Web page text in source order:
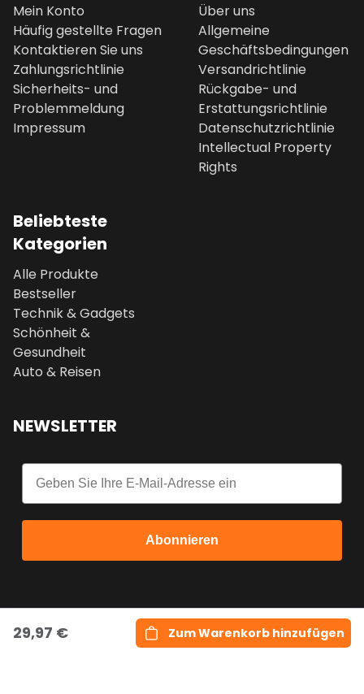
Mein Konto
Häufig gestellte Fragen
Kontaktieren Sie uns
Zahlungsrichtlinie
Sicherheits- und
Problemmeldung
Impressum
Über uns
Allgemeine
Geschäftsbedingungen
Versandrichtlinie
Rückgabe- und
Erstattungsrichtlinie
Datenschutzrichtlinie
Intellectual Property
Rights
Beliebteste
Kategorien
Alle Produkte
Bestseller
Technik & Gadgets
Schönheit &
Gesundheit
Auto & Reisen
NEWSLETTER
Email
Abonnieren
29,97 € Zum Warenkorb hinzufügen